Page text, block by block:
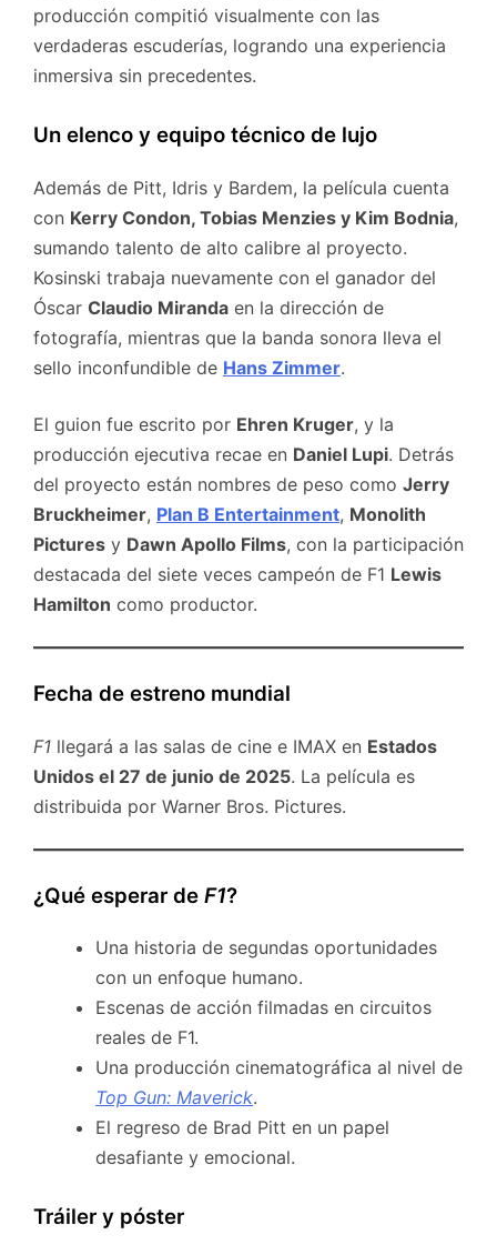
producción compitió visualmente con las
verdaderas escuderías, logrando una experiencia
inmersiva sin precedentes.
Un elenco y equipo técnico de lujo
Además de Pitt, Idris y Bardem, la película cuenta
con Kerry Condon, Tobias Menzies y Kim Bodnia,
sumando talento de alto calibre al proyecto.
Kosinski trabaja nuevamente con el ganador del
Óscar Claudio Miranda en la dirección de
fotografía, mientras que la banda sonora lleva el
sello inconfundible de Hans Zimmer.
El guion fue escrito por Ehren Kruger, y la
producción ejecutiva recae en Daniel Lupi. Detrás
del proyecto están nombres de peso como Jerry
Bruckheimer, Plan B Entertainment, Monolith
Pictures y Dawn Apollo Films, con la participación
destacada del siete veces campeón de F1 Lewis
Hamilton como productor.
Fecha de estreno mundial
F1 llegará a las salas de cine e IMAX en Estados
Unidos el 27 de junio de 2025. La película es
distribuida por Warner Bros. Pictures.
¿Qué esperar de F1?
Una historia de segundas oportunidades
con un enfoque humano.
Escenas de acción filmadas en circuitos
reales de F1.
Una producción cinematográfica al nivel de
Top Gun: Maverick.
El regreso de Brad Pitt en un papel
desafiante y emocional.
Tráiler y póster